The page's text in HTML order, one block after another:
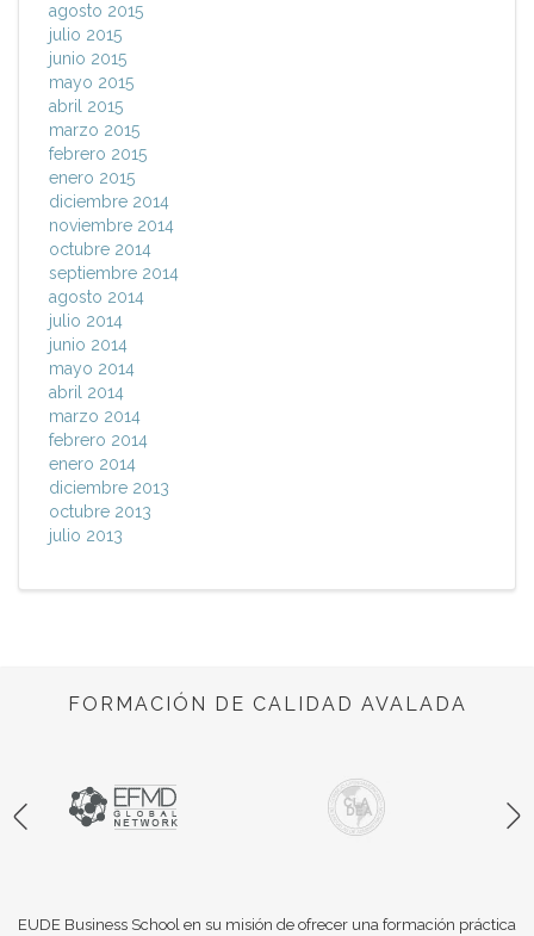
agosto 2015
julio 2015
junio 2015
mayo 2015
abril 2015
marzo 2015
febrero 2015
enero 2015
diciembre 2014
noviembre 2014
octubre 2014
septiembre 2014
agosto 2014
julio 2014
junio 2014
mayo 2014
abril 2014
marzo 2014
febrero 2014
enero 2014
diciembre 2013
octubre 2013
julio 2013
FORMACIÓN DE CALIDAD AVALADA
EUDE Business School en su misión de ofrecer una formación práctica